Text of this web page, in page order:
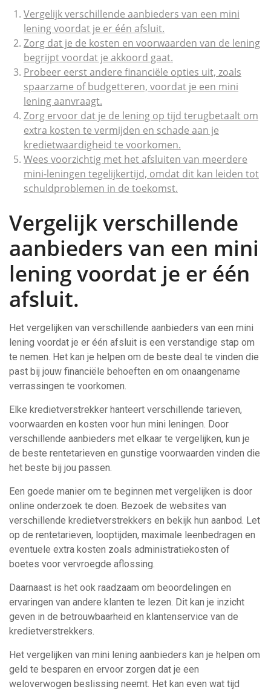
Vergelijk verschillende aanbieders van een mini
lening voordat je er één afsluit.
Zorg dat je de kosten en voorwaarden van de lening
begrijpt voordat je akkoord gaat.
Probeer eerst andere financiële opties uit, zoals
spaarzame of budgetteren, voordat je een mini
lening aanvraagt.
Zorg ervoor dat je de lening op tijd terugbetaalt om
extra kosten te vermijden en schade aan je
kredietwaardigheid te voorkomen.
Wees voorzichtig met het afsluiten van meerdere
mini-leningen tegelijkertijd, omdat dit kan leiden tot
schuldproblemen in de toekomst.
Vergelijk verschillende
aanbieders van een mini
lening voordat je er één
afsluit.
Het vergelijken van verschillende aanbieders van een mini
lening voordat je er één afsluit is een verstandige stap om
te nemen. Het kan je helpen om de beste deal te vinden die
past bij jouw financiële behoeften en om onaangename
verrassingen te voorkomen.
Elke kredietverstrekker hanteert verschillende tarieven,
voorwaarden en kosten voor hun mini leningen. Door
verschillende aanbieders met elkaar te vergelijken, kun je
de beste rentetarieven en gunstige voorwaarden vinden die
het beste bij jou passen.
Een goede manier om te beginnen met vergelijken is door
online onderzoek te doen. Bezoek de websites van
verschillende kredietverstrekkers en bekijk hun aanbod. Let
op de rentetarieven, looptijden, maximale leenbedragen en
eventuele extra kosten zoals administratiekosten of
boetes voor vervroegde aflossing.
Daarnaast is het ook raadzaam om beoordelingen en
ervaringen van andere klanten te lezen. Dit kan je inzicht
geven in de betrouwbaarheid en klantenservice van de
kredietverstrekkers.
Het vergelijken van mini lening aanbieders kan je helpen om
geld te besparen en ervoor zorgen dat je een
weloverwogen beslissing neemt. Het kan even wat tijd